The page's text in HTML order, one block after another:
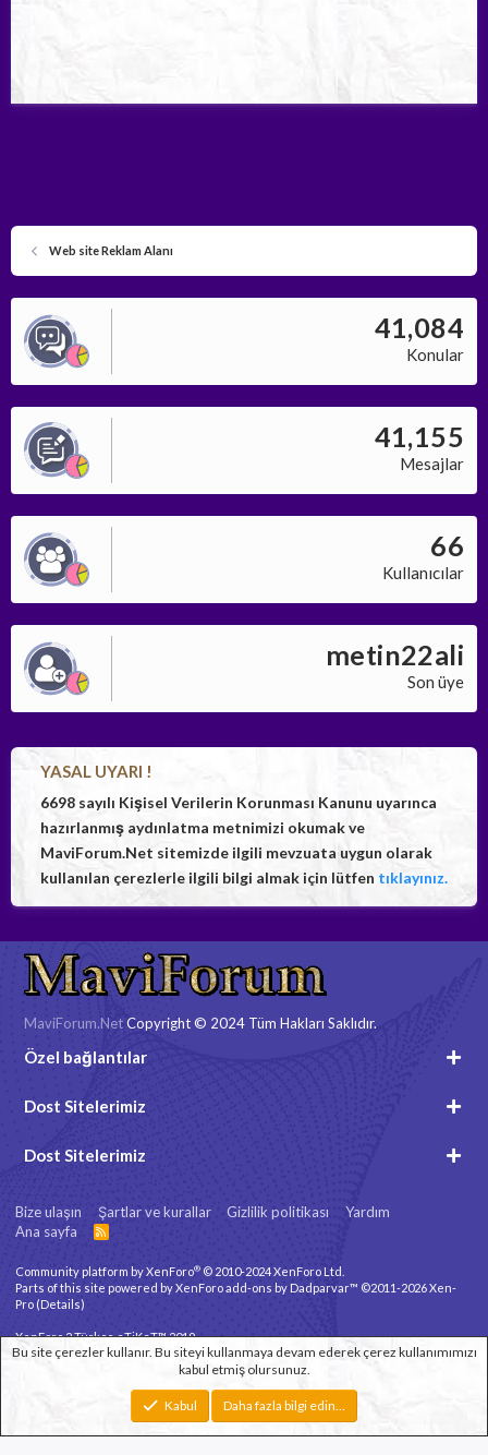
Web site Reklam Alanı
41,084
Konular
41,155
Mesajlar
66
Kullanıcılar
metin22ali
Son üye
YASAL UYARI !
6698 sayılı Kişisel Verilerin Korunması Kanunu uyarınca
hazırlanmış aydınlatma metnimizi okumak ve
MaviForum.Net sitemizde ilgili mevzuata uygun olarak
kullanılan çerezlerle ilgili bilgi almak için lütfen tıklayınız.
MaviForum.NetCopyright © 2024 Tüm Hakları Saklıdır.
Özel bağlantılar
Dost Sitelerimiz
Dost Sitelerimiz
Bize ulaşın Şartlar ve kurallar Gizlilik politikası
Yardım
Ana sayfa
R
Community platform by XenForo® © 2010-2024 XenForo Ltd.
Parts of this site powered byXenForo add-ons by Dadparvar™ ©2011-2026Xen-
Pro (Details)
XenForo 2 Türkçe eTiKeT™ 2019
© by ©XenTR
Toplam sorgu Toplam zaman
Bu site çerezler kullanır. Bu siteyi kullanmaya devam ederek çerez kullanımımızı
kabul etmiş olursunuz.
Kabul Daha fazla bilgi edin…